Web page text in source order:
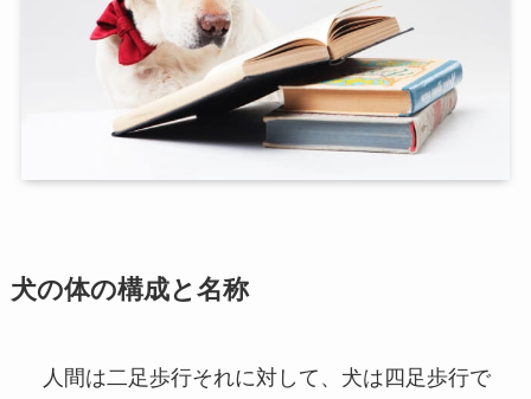
犬の体の構成と名称
人間は二足歩行それに対して、犬は四足歩行で